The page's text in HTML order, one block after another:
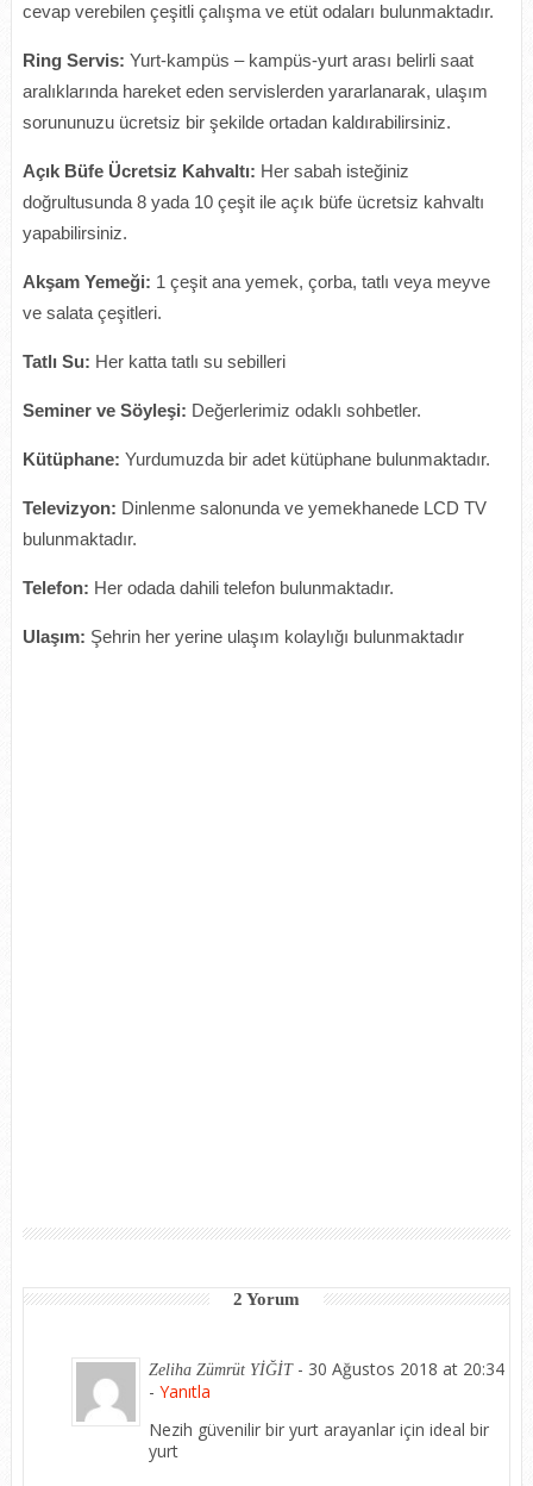
cevap verebilen çeşitli çalışma ve etüt odaları bulunmaktadır.
Ring Servis: Yurt-kampüs – kampüs-yurt arası belirli saat
aralıklarında hareket eden servislerden yararlanarak, ulaşım
sorununuzu ücretsiz bir şekilde ortadan kaldırabilirsiniz.
Açık Büfe Ücretsiz Kahvaltı: Her sabah isteğiniz
doğrultusunda 8 yada 10 çeşit ile açık büfe ücretsiz kahvaltı
yapabilirsiniz.
Akşam Yemeği: 1 çeşit ana yemek, çorba, tatlı veya meyve
ve salata çeşitleri.
Tatlı Su: Her katta tatlı su sebilleri
Seminer ve Söyleşi: Değerlerimiz odaklı sohbetler.
Kütüphane: Yurdumuzda bir adet kütüphane bulunmaktadır.
Televizyon: Dinlenme salonunda ve yemekhanede LCD TV
bulunmaktadır.
Telefon: Her odada dahili telefon bulunmaktadır.
Ulaşım: Şehrin her yerine ulaşım kolaylığı bulunmaktadır
2 Yorum
Zeliha Zümrüt YİĞİT- 30 Ağustos 2018 at 20:34
- Yanıtla
Nezih güvenilir bir yurt arayanlar için ideal bir
yurt